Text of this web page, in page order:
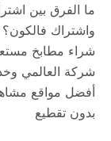
ما الفرق بين
واشتراك فالكون؟
شراء مطابخ
شركة العالمي
أفضل مواقع
بدون تقطيع